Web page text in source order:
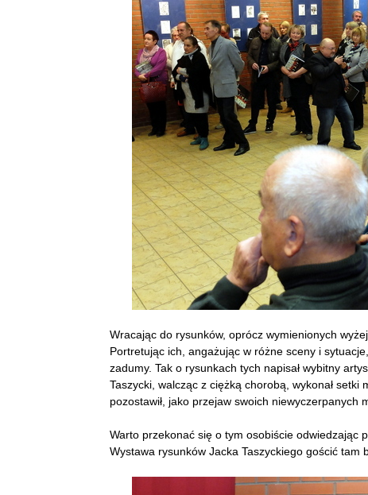
Wracając do rysunków, oprócz wymienionych
Portretując ich, angażując w różne sceny i
zadumy. Tak o rysunkach tych napisał wybitny
Taszycki, walcząc z ciężką chorobą, wykonał setki
pozostawił, jako przejaw swoich niewyczerpanych
Warto przekonać się o tym osobiście odwiedzając
Wystawa rysunków Jacka Taszyckiego gościć tam